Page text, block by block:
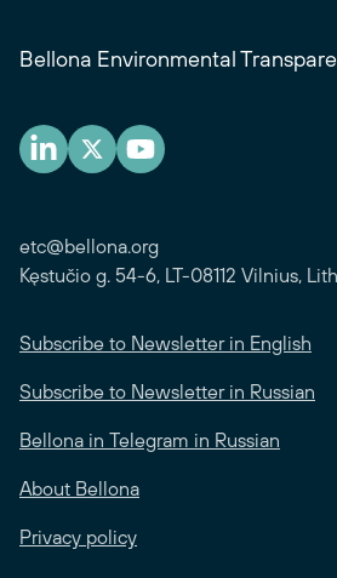
Bellona Environmental
etc@bellona.org
Kęstučio g. 54-6, LT-08112 Vilnius,
Subscribe to Newsletter in English
Subscribe to Newsletter in Russian
Bellona in Telegram in Russian
About Bellona
Privacy policy